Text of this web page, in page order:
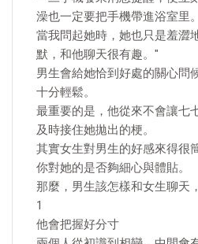
澡也一定要把手機帶進浴室里。
當我問起她時，她也只是羞澀
默，和他聊天很有趣。"
男生會給她恰到好處的關心問
十分輕鬆。
最重要的是，他從來不會讓七
及時接住她拋出的梗。
其實女生對男生的好感來得很
你對她的是否夠細心與體貼。
那麼，男生該怎樣和女生聊天
1
他會把握好分寸